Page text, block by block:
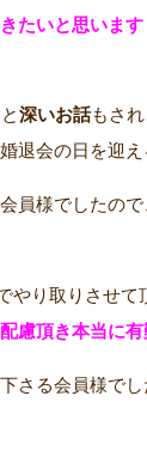
たいと思います
深いお話もさ
退会の日を迎え
員様でしたので
やり取りさせて
慮頂き本当に有
さる会員様でし